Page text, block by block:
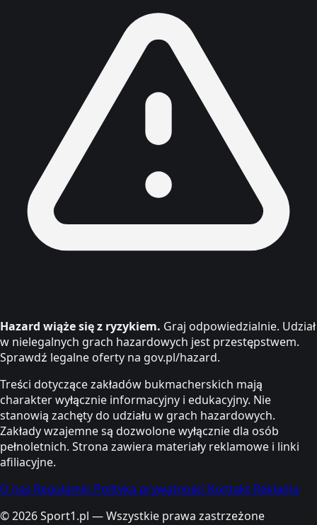
Hazard wiąże się z ryzykiem. Graj odpowiedzialnie. Udział
w nielegalnych grach hazardowych jest przestępstwem.
Sprawdź legalne oferty na gov.pl/hazard.
Treści dotyczące zakładów bukmacherskich mają
charakter wyłącznie informacyjny i edukacyjny. Nie
stanowią zachęty do udziału w grach hazardowych.
Zakłady wzajemne są dozwolone wyłącznie dla osób
pełnoletnich. Strona zawiera materiały reklamowe i linki
afiliacyjne.
O nas Regulamin Polityka prywatności Kontakt Reklama
© 2026 Sport1.pl — Wszystkie prawa zastrzeżone